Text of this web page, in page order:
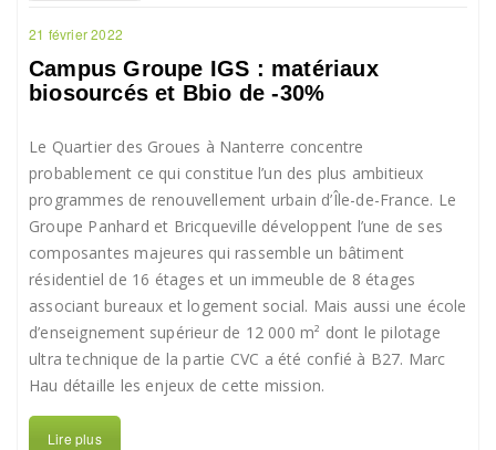
21 février 2022
Campus Groupe IGS : matériaux
biosourcés et Bbio de -30%
Le Quartier des Groues à Nanterre concentre
probablement ce qui constitue l’un des plus ambitieux
programmes de renouvellement urbain d’Île-de-France. Le
Groupe Panhard et Bricqueville développent l’une de ses
composantes majeures qui rassemble un bâtiment
résidentiel de 16 étages et un immeuble de 8 étages
associant bureaux et logement social. Mais aussi une école
d’enseignement supérieur de 12 000 m² dont le pilotage
ultra technique de la partie CVC a été confié à B27. Marc
Hau détaille les enjeux de cette mission.
Lire plus